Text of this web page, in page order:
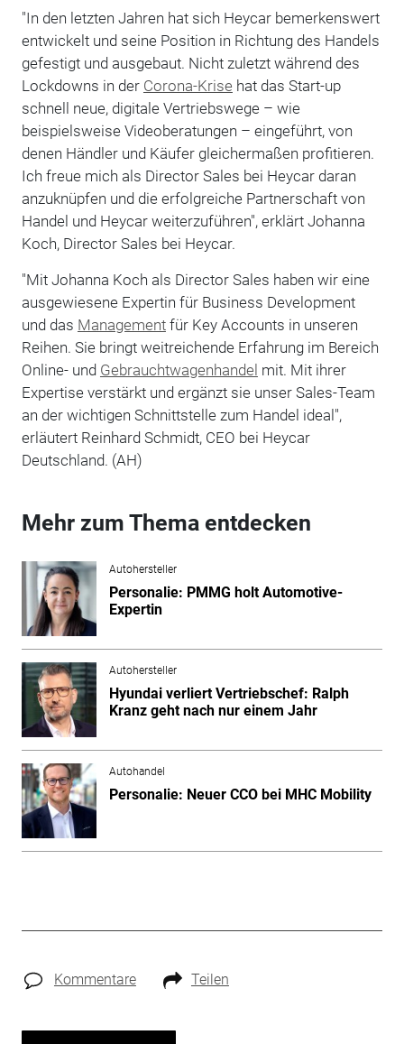
"In den letzten Jahren hat sich Heycar bemerkenswert
entwickelt und seine Position in Richtung des Handels
gefestigt und ausgebaut. Nicht zuletzt während des
Lockdowns in der Corona-Krise hat das Start-up
schnell neue, digitale Vertriebswege – wie
beispielsweise Videoberatungen – eingeführt, von
denen Händler und Käufer gleichermaßen profitieren.
Ich freue mich als Director Sales bei Heycar daran
anzuknüpfen und die erfolgreiche Partnerschaft von
Handel und Heycar weiterzuführen", erklärt Johanna
Koch, Director Sales bei Heycar.
"Mit Johanna Koch als Director Sales haben wir eine
ausgewiesene Expertin für Business Development
und das Managementfür Key Accounts in unseren
Reihen. Sie bringt weitreichende Erfahrung im Bereich
Online- und Gebrauchtwagenhandel mit. Mit ihrer
Expertise verstärkt und ergänzt sie unser Sales-Team
an der wichtigen Schnittstelle zum Handel ideal",
erläutert Reinhard Schmidt, CEO bei Heycar
Deutschland. (AH)
Mehr zum Thema entdecken
Autohersteller
Personalie: PMMG holt Automotive-
Expertin
Autohersteller
Hyundai verliert Vertriebschef: Ralph
Kranz geht nach nur einem Jahr
Autohandel
Personalie: Neuer CCO bei MHC Mobility
Kommentare Teilen